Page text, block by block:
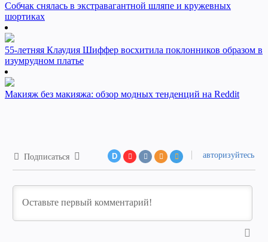
Собчак снялась в экстравагантной шляпе и кружевных
шортиках
55-летняя Клаудия Шиффер восхитила поклонников образом в
изумрудном платье
Макияж без макияжа: обзор модных тенденций на Reddit
Подписаться D авторизуйтесь